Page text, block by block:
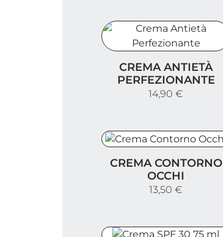
CREMA ANTIETÀ
PERFEZIONANTE
14,90 €
CREMA CONTORNO
OCCHI
13,50 €